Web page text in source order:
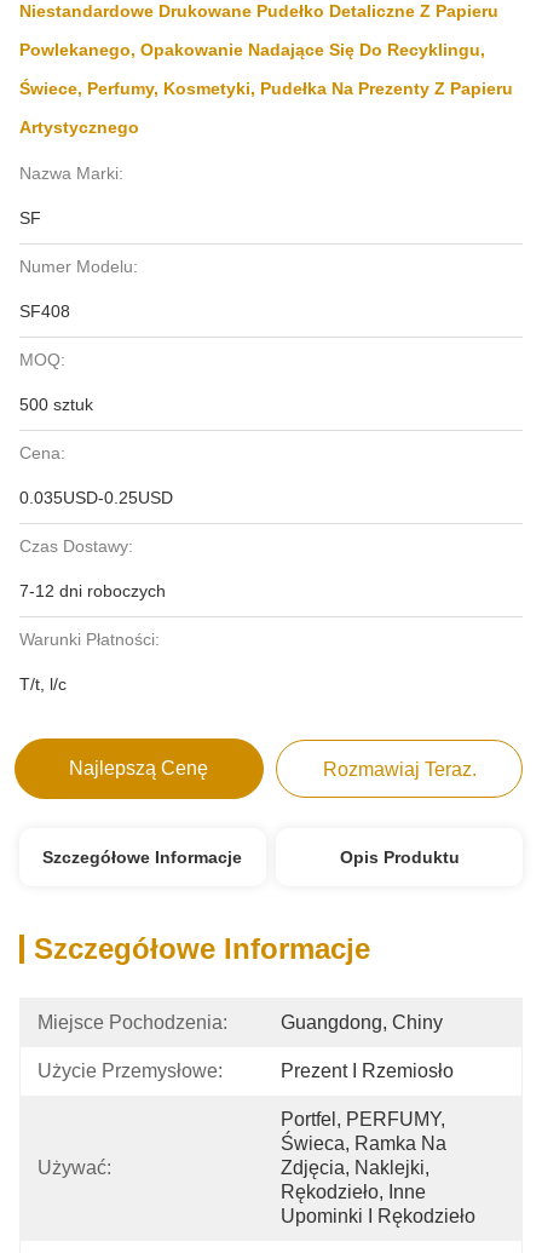
Niestandardowe Drukowane Pudełko Detaliczne Z Papieru
Powlekanego, Opakowanie Nadające Się Do Recyklingu,
Świece, Perfumy, Kosmetyki, Pudełka Na Prezenty Z Papieru
Artystycznego
Nazwa Marki:
SF
Numer Modelu:
SF408
MOQ:
500 sztuk
Cena:
0.035USD-0.25USD
Czas Dostawy:
7-12 dni roboczych
Warunki Płatności:
T/t, l/c
Najlepszą Cenę Rozmawiaj Teraz.
Szczegółowe Informacje Opis Produktu
Szczegółowe Informacje
Miejsce Pochodzenia: Guangdong, Chiny
Użycie Przemysłowe: Prezent I Rzemiosło
Używać:
Portfel, PERFUMY,
Świeca, Ramka Na
Zdjęcia, Naklejki,
Rękodzieło, Inne
Upominki I Rękodzieło